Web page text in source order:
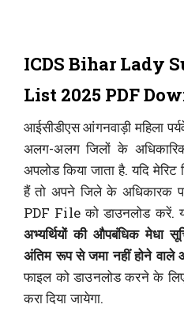
ICDS Bihar Lady
List 2025 PDF
आईसीडीएस आंगनवाड़ी महिला
अलग-अलग जिलों के
अपलोड किया जाता है. यदि
हैं तो अपने जिले के अधिकारक
PDF File को डाउनलोड
अभ्यर्थियों की औपबंधिक मेधा
अंतिम रूप से जमा नहीं होने वाले
फाइल को डाउनलोड करने के
करा दिया जायेगा.